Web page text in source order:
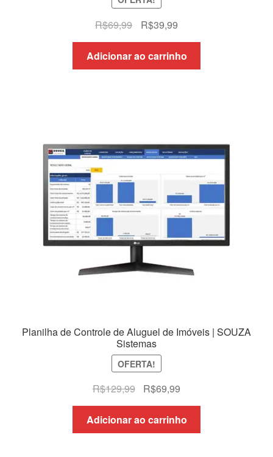
R$69,99
O
preço
original
era:
R$39,99O
preço
atual
é:
Adicionar ao carrinho
Planilha de Controle de Aluguel de Imóveis | SOUZA
Sistemas
OFERTA!
R$129,99
O
preço
original
era:
R$69,99
preço
atual
é:
Adicionar ao carrinho